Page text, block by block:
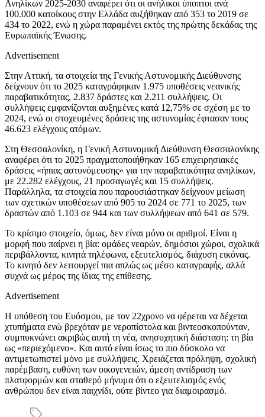
Ανηλίκων 2025-2030 αναφέρει ότι οι ανήλικοι ύποπτοι ανά
100.000 κατοίκους στην Ελλάδα αυξήθηκαν από 353 το 2019 σε
434 το 2022, ενώ η χώρα παραμένει εκτός της πρώτης δεκάδας της
Ευρωπαϊκής Ένωσης.
Advertisement
Στην Αττική, τα στοιχεία της Γενικής Αστυνομικής Διεύθυνσης
δείχνουν ότι το 2025 καταγράφηκαν 1.975 υποθέσεις νεανικής
παραβατικότητας, 2.837 δράστες και 2.211 συλλήψεις. Οι
συλλήψεις εμφανίζονται αυξημένες κατά 12,75% σε σχέση με το
2024, ενώ οι στοχευμένες δράσεις της αστυνομίας έφτασαν τους
46.623 ελέγχους ατόμων.
Στη Θεσσαλονίκη, η Γενική Αστυνομική Διεύθυνση Θεσσαλονίκης
αναφέρει ότι το 2025 πραγματοποιήθηκαν 165 επιχειρησιακές
δράσεις «ήπιας αστυνόμευσης» για την παραβατικότητα ανηλίκων,
με 22.282 ελέγχους, 21 προσαγωγές και 15 συλλήψεις.
Παράλληλα, τα στοιχεία που παρουσιάστηκαν δείχνουν μείωση
των σχετικών υποθέσεων από 905 το 2024 σε 771 το 2025, των
δραστών από 1.103 σε 944 και των συλλήψεων από 641 σε 579.
Το κρίσιμο στοιχείο, όμως, δεν είναι μόνο οι αριθμοί. Είναι η
μορφή που παίρνει η βία: ομάδες νεαρών, δημόσιοι χώροι, σχολικά
περιβάλλοντα, κινητά τηλέφωνα, εξευτελισμός, διάχυση εικόνας.
Το κινητό δεν λειτουργεί πια απλώς ως μέσο καταγραφής, αλλά
συχνά ως μέρος της ίδιας της επίθεσης.
Advertisement
Η υπόθεση του Ευόσμου, με τον 22χρονο να φέρεται να δέχεται
χτυπήματα ενώ βρεχόταν με νεροπίστολα και βιντεοσκοπούνταν,
συμπυκνώνει ακριβώς αυτή τη νέα, ανησυχητική διάσταση: τη βία
ως «περιεχόμενο». Και αυτό είναι ίσως το πιο δύσκολο να
αντιμετωπιστεί μόνο με συλλήψεις. Χρειάζεται πρόληψη, σχολική
παρέμβαση, ευθύνη των οικογενειών, άμεση αντίδραση των
πλατφορμών και σταθερό μήνυμα ότι ο εξευτελισμός ενός
ανθρώπου δεν είναι παιχνίδι, ούτε βίντεο για διαμοιρασμό.